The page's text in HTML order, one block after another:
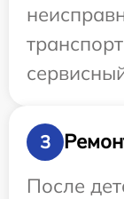
3
После